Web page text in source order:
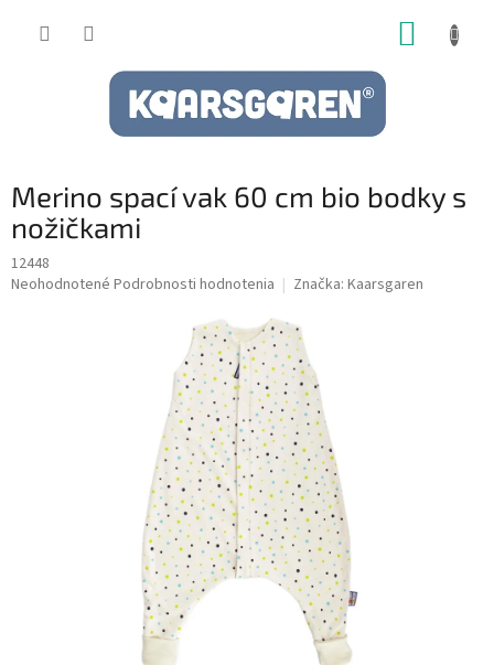
Merino spací vak 60 cm bio bodky s
nožičkami
12448
Priemerné
Neohodnotené Podrobnosti hodnotenia Značka: Kaarsgaren